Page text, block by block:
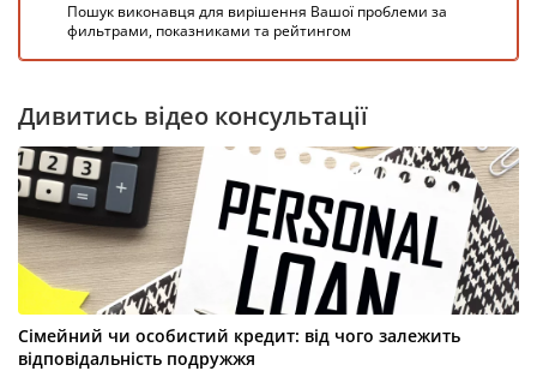
Пошук виконавця для вирішення Вашої проблеми за
фильтрами, показниками та рейтингом
Дивитись відео консультації
Сімейний чи особистий кредит: від чого залежить
відповідальність подружжя